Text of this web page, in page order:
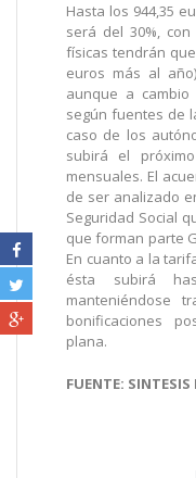
Hasta los 944,35
será del 30%,
físicas tendrán
euros más al
aunque a cambio
según fuentes de
caso de los
subirá el
mensuales. El
de ser analizado
Seguridad Social
que forman parte
En cuanto a la
ésta subirá
manteniéndose
bonificaciones
plana.
FUENTE: